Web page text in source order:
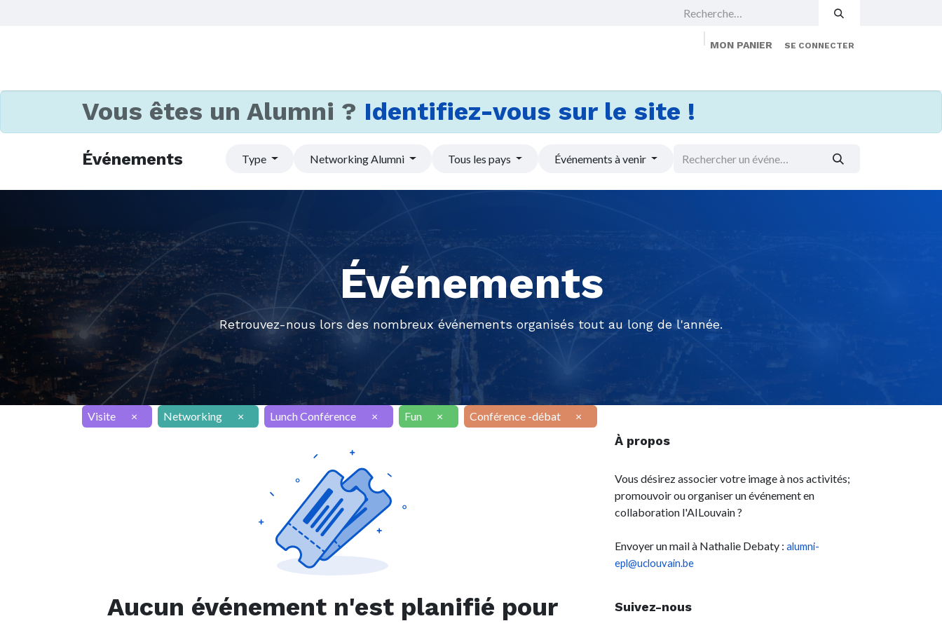
MON PANIER SE CONNECTER
Vous êtes un Alumni ? Identifiez-vous sur le site !
Événements Type Networking Alumni Tous les pays Événements à venir
Événements
Retrouvez-nous lors des nombreux événements organisés tout au long de l'année.
Visite × Networking × Lunch Conférence × Fun × Conférence -débat ×
Aucun événement n'est planifié pour
À propos
Vous désirez associer votre image à nos activités;
promouvoir ou organiser un événement en
collaboration l'AILouvain ?
Envoyer un mail à Nathalie Debaty : alumni-
epl@uclouvain.be
Suivez-nous